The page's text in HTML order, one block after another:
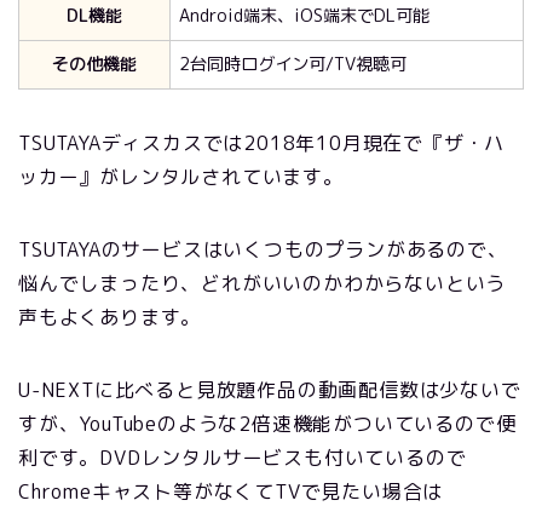
DL機能
Android端末、iOS端末でDL可能
その他機能
2台同時ログイン可/TV視聴可
TSUTAYAディスカスでは2018年10月現在で『ザ・ハ
ッカー』がレンタルされています。
TSUTAYAのサービスはいくつものプランがあるので、
悩んでしまったり、どれがいいのかわからないという
声もよくあります。
U-NEXTに比べると見放題作品の動画配信数は少ないで
すが、YouTubeのような2倍速機能がついているので便
利です。DVDレンタルサービスも付いているので
Chromeキャスト等がなくてTVで見たい場合は